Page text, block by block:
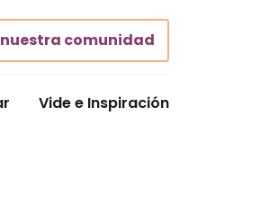
nuestra comunidad
Vide e Inspiración